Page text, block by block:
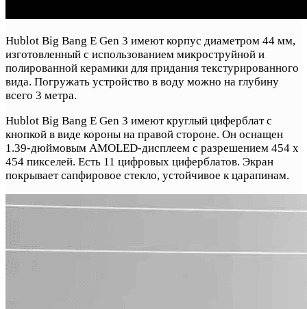
Hublot Big Bang E Gen 3 имеют корпус диаметром 44 мм,
изготовленный с использованием микроструйной и
полированной керамики для придания текстурированного
вида. Погружать устройство в воду можно на глубину
всего 3 метра.
Hublot Big Bang E Gen 3 имеют круглый циферблат с
кнопкой в виде короны на правой стороне. Он оснащен
1.39-дюймовым AMOLED-дисплеем с разрешением 454 x
454 пикселей. Есть 11 цифровых циферблатов. Экран
покрывает сапфировое стекло, устойчивое к царапинам.